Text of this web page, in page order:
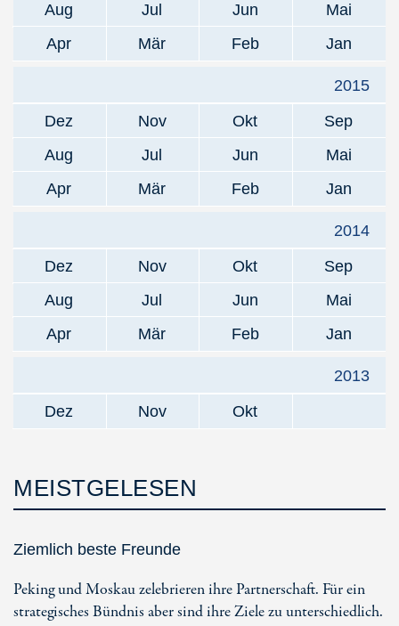
Aug
Jul Jun
Mai
Apr
Mär Feb Jan
2015
Dez
Nov Okt
Sep
Aug
Jul Jun
Mai
Apr
Mär Feb Jan
2014
Dez
Nov Okt
Sep
Aug
Jul Jun
Mai
Apr
Mär Feb Jan
2013
Dez
Nov Okt
MEISTGELESEN
Ziemlich beste Freunde
Peking und Moskau zelebrieren ihre Partnerschaft. Für ein
strategisches Bündnis aber sind ihre Ziele zu unterschiedlich.